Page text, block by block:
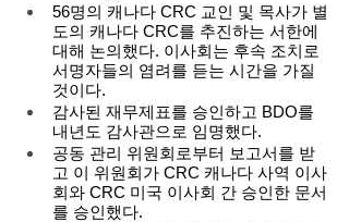
56명의 캐나다 CRC 교인 및 목사가 별
도의 캐나다 CRC를 추진하는 서한에
대해 논의했다. 이사회는 후속 조치로
서명자들의 염려를 듣는 시간을 가질
것이다.
감사된 재무제표를 승인하고 BDO를
내년도 감사관으로 임명했다.
공동 관리 위원회로부터 보고서를 받
고 이 위원회가 CRC 캐나다 사역 이사
회와 CRC 미국 이사회 간 승인한 문서
를 승인했다.